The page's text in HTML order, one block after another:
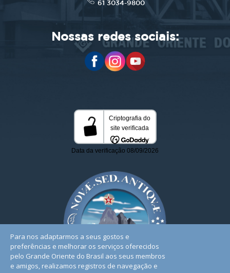
61 3034-9800
Nossas redes sociais:
Para nos adaptarmos a seus gostos e
preferências e melhorar os serviços oferecidos
pelo Grande Oriente do Brasil aos seus membros
e amigos, realizamos registros de navegação e